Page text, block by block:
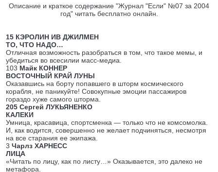
Описание и краткое содержание "Журнал "Если" №07 за 2004
год" читать бесплатно онлайн.
15 КЭРОЛИН ИВ ДЖИЛМЕН
ТО, ЧТО НАДО…
Отличная возможность разобраться в том, что такое мемы, и
убедиться во всесилии масс-медиа.
103 Майк КОННЕР
ВОСТОЧНЫЙ КРАЙ ЛУНЫ
Оказавшись на борту попавшего в шторм космического
корабля, не паникуйте! Совокупные эмоции пассажиров
гораздо хуже самого шторма.
205 Сергей ЛУКЬЯНЕНКО
КАЛЕКИ
Умница, красавица, спортсменка — только что не комсомолка.
И, как водится, совершенно не желает подчиняться, несмотря
на все старания ее экипажа.
3 Чарлз ХАРНЕСС
ЛИЦА
«Читать по лицу, как по листу…» Оказывается, это далеко не
метафора.